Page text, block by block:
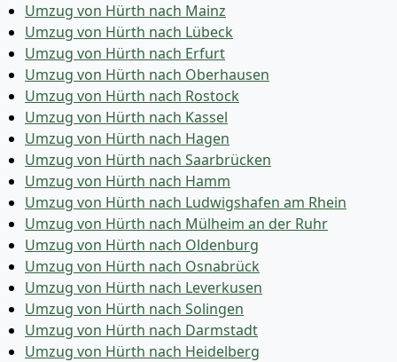
Umzug von Hürth nach Mainz
Umzug von Hürth nach Lübeck
Umzug von Hürth nach Erfurt
Umzug von Hürth nach Oberhausen
Umzug von Hürth nach Rostock
Umzug von Hürth nach Kassel
Umzug von Hürth nach Hagen
Umzug von Hürth nach Saarbrücken
Umzug von Hürth nach Hamm
Umzug von Hürth nach Ludwigshafen am Rhein
Umzug von Hürth nach Mülheim an der Ruhr
Umzug von Hürth nach Oldenburg
Umzug von Hürth nach Osnabrück
Umzug von Hürth nach Leverkusen
Umzug von Hürth nach Solingen
Umzug von Hürth nach Darmstadt
Umzug von Hürth nach Heidelberg